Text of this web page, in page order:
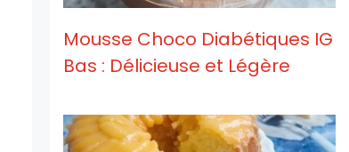
Mousse Choco Diabétiques IG
Bas : Délicieuse et Légère